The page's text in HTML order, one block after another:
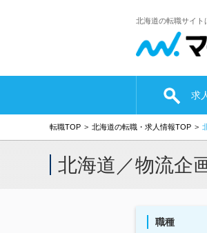
北海道の転職サイト
求
転職TOP 北海道の転職・求人情報TOP
北海道／物流企
職種